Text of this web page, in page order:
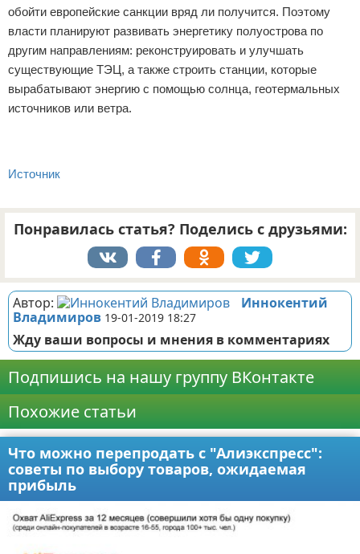
обойти европейские санкции вряд ли получится. Поэтому
власти планируют развивать энергетику полуострова по
другим направлениям: реконструировать и улучшать
существующие ТЭЦ, а также строить станции, которые
вырабатывают энергию с помощью солнца, геотермальных
источников или ветра.
Источник
Понравилась статья? Поделись с друзьями:
Автор:
Иннокентий
Владимиров 19-01-2019 18:27
Жду ваши вопросы и мнения в комментариях
Подпишись на нашу группу ВКонтакте
Похожие статьи
Что можно перепродать с "Алиэкспресс":
советы по выбору товаров, ожидаемая
прибыль